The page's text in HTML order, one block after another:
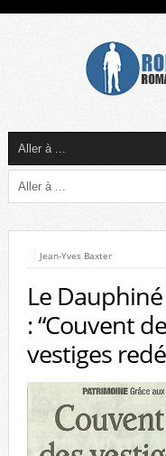
Jean-Yves Baxter
Le
: “Couvent
vestiges